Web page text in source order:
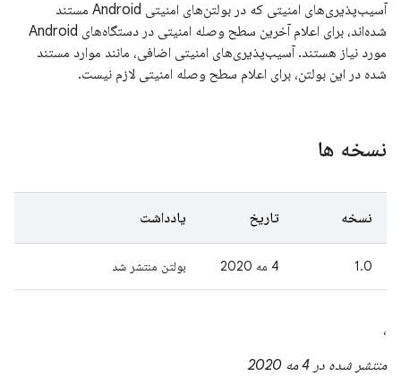
آسیب‌پذیری‌های امنیتی که در بولتن‌های امنیتی Android مستند
شده‌اند، برای اعلام آخرین سطح وصله امنیتی در دستگاه‌های Android
مورد نیاز هستند. آسیب‌پذیری‌های امنیتی اضافی، مانند موارد مستند
شده در این بولتن، برای اعلام سطح وصله امنیتی لازم نیست.
نسخه ها
نسخه تاریخ یادداشت
1.0 4 مه 2020 بولتن منتشر شد
،
منتشر شده در 4 مه 2020